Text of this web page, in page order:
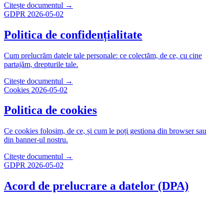
Citește documentul →
GDPR 2026-05-02
Politica de confidențialitate
Cum prelucrăm datele tale personale: ce colectăm, de ce, cu cine
partajăm, drepturile tale.
Citește documentul →
Cookies 2026-05-02
Politica de cookies
Ce cookies folosim, de ce, și cum le poți gestiona din browser sau
din banner-ul nostru.
Citește documentul →
GDPR 2026-05-02
Acord de prelucrare a datelor (DPA)